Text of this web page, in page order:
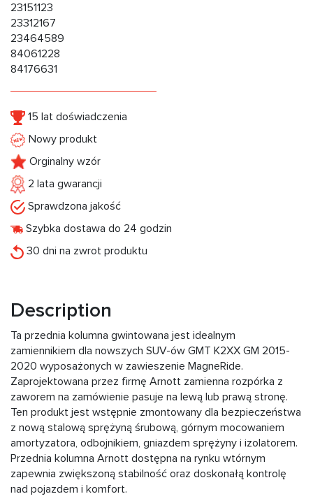
23151123
23312167
23464589
84061228
84176631
15 lat doświadczenia
Nowy produkt
Orginalny wzór
2 lata gwarancji
Sprawdzona jakość
Szybka dostawa do 24 godzin
30 dni na zwrot produktu
Description
Ta przednia kolumna gwintowana jest idealnym
zamiennikiem dla nowszych SUV-ów GMT K2XX GM 2015-
2020 wyposażonych w zawieszenie MagneRide.
Zaprojektowana przez firmę Arnott zamienna rozpórka z
zaworem na zamówienie pasuje na lewą lub prawą stronę.
Ten produkt jest wstępnie zmontowany dla bezpieczeństwa
z nową stalową sprężyną śrubową, górnym mocowaniem
amortyzatora, odbojnikiem, gniazdem sprężyny i izolatorem.
Przednia kolumna Arnott dostępna na rynku wtórnym
zapewnia zwiększoną stabilność oraz doskonałą kontrolę
nad pojazdem i komfort.